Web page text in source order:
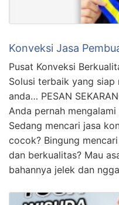
Konveksi Jasa
Pusat Konveksi
Solusi terbaik yang siap
anda… PESAN
Anda pernah
Sedang mencari jasa
cocok? Bingung
dan berkualitas? Mau
bahannya jelek dan